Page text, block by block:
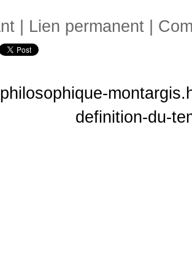
Lien permanent
definition-du-